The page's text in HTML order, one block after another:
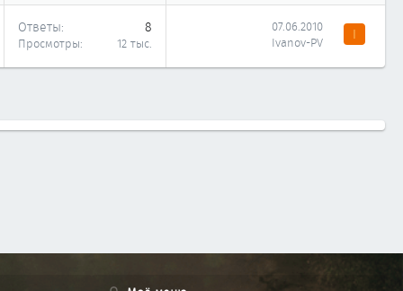
Ответы 8
Просмотры 12 тыс.
07.06.2010
Ivanov-PV
I